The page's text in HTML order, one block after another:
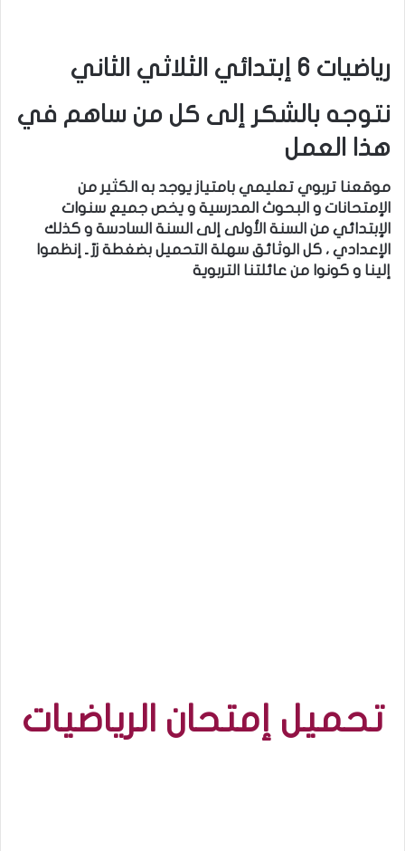
رياضيات 6 إبتدائي الثلاثي الثاني
نتوجه بالشكر إلى كل من ساهم في
هذا العمل
موقعنا تربوي تعليمي بامتياز يوجد به الكثير من
الإمتحانات و البحوث المدرسية و يخص جميع سنوات
الإبتدائي من السنة الأولى إلى السنة السادسة و كذلك
الإعدادي ، كل الوثائق سهلة التحميل بضغطة زرّ ـ إنظموا
إلينا و كونوا من عائلتنا التربوية
تحميل إمتحان الرياضيات